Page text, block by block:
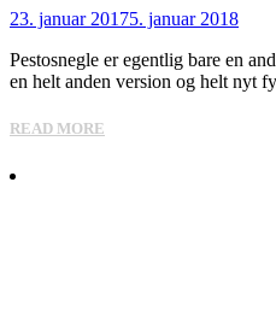
23. januar 20175. januar 2018
Pestosnegle er egentlig bare en
en helt anden version og helt nyt
READ MORE